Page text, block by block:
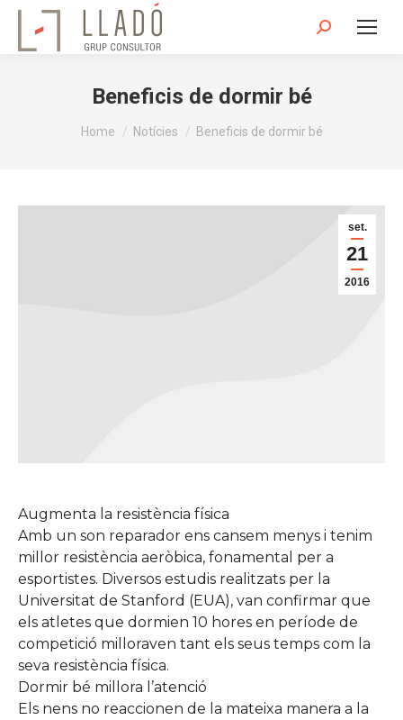
Search:
Beneficis de dormir bé
You are here:
Home Notícies Beneficis de dormir bé
set.
21
2016
Augmenta la resistència física
Amb un son reparador ens cansem menys i tenim
millor resistència aeròbica, fonamental per a
esportistes. Diversos estudis realitzats per la
Universitat de Stanford (EUA), van confirmar que
els atletes que dormien 10 hores en període de
competició milloraven tant els seus temps com la
seva resistència física.
Dormir bé millora l’atenció
Els nens no reaccionen de la mateixa manera a la